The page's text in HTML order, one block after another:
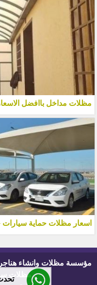
مظلات مداخل باافضل
اسعار مظلات حماية
مؤسسة مظلات وانشاء
, مظلات